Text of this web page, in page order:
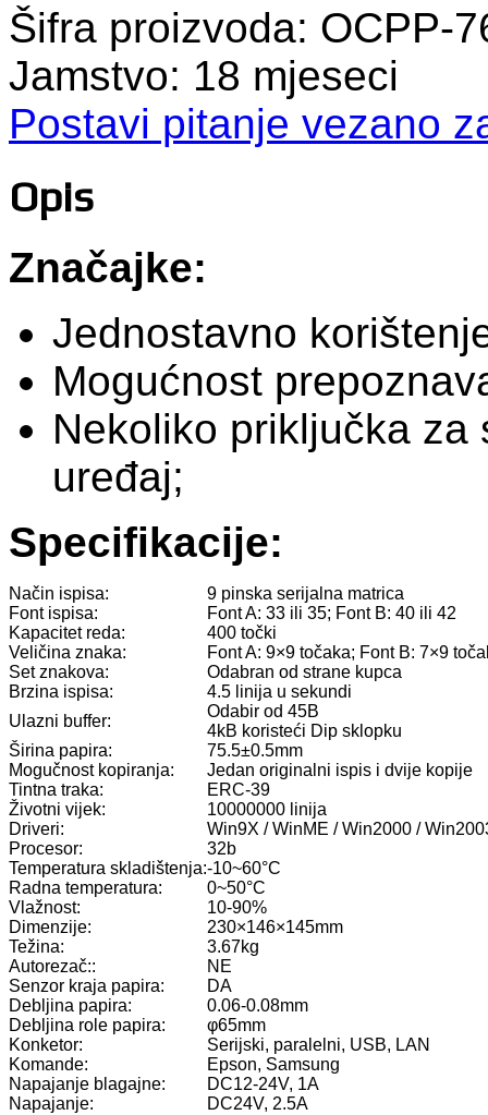
Šifra proizvoda: OCPP-
Jamstvo: 18 mjeseci
Postavi pitanje vezano
Opis
Značajke:
Jednostavno
Mogućnost
Nekoliko priključka za
uređaj;
Specifikacije:
Način ispisa:
9 pinska serijalna matrica
Font ispisa:
Font A: 33 ili 35; Font B: 40 ili 42
Kapacitet reda:
400 točki
Veličina znaka:
Font A: 9×9 točaka; Font B: 7×9
Set znakova:
Odabran od strane kupca
Brzina ispisa:
4.5 linija u sekundi
Ulazni buffer:
Odabir od 45B
4kB koristeći Dip sklopku
Širina papira:
75.5±0.5mm
Mogučnost kopiranja:
Jedan originalni ispis i dvije kopije
Tintna traka:
ERC-39
Životni vijek:
10000000 linija
Driveri:
Win9X / WinME / Win2000 /
Procesor:
32b
Temperatura skladištenja:-10~60°C
Radna temperatura:
0~50°C
Vlažnost:
10-90%
Dimenzije:
230×146×145mm
Težina:
3.67kg
Autorezač::
NE
Senzor kraja papira:
DA
Debljina papira:
0.06-0.08mm
Debljina role papira:
φ65mm
Konketor:
Serijski, paralelni, USB, LAN
Komande:
Epson, Samsung
Napajanje blagajne:
DC12-24V, 1A
Napajanje:
DC24V, 2.5A